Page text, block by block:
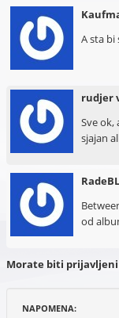
A sta bi
rudjer
Sve ok,
sjajan
RadeBL
od
Morate biti
NAPOMENA: